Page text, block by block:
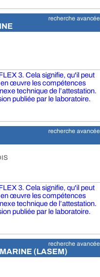
recherche avancée
3. Cela signifie, qu'il peut
œuvre les compétences
technique de l’attestation.
publiée par le laboratoire.
recherche avancée
3. Cela signifie, qu'il peut
œuvre les compétences
technique de l’attestation.
publiée par le laboratoire.
recherche avancée
(LASEM)